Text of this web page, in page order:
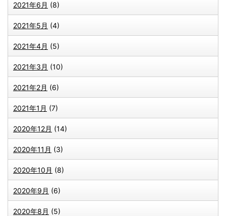
2021年6月 (8)
2021年5月 (4)
2021年4月 (5)
2021年3月 (10)
2021年2月 (6)
2021年1月 (7)
2020年12月 (14)
2020年11月 (3)
2020年10月 (8)
2020年9月 (6)
2020年8月 (5)